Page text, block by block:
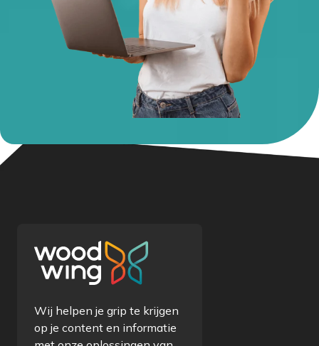
Wij helpen je grip te krijgen
op je content en informatie